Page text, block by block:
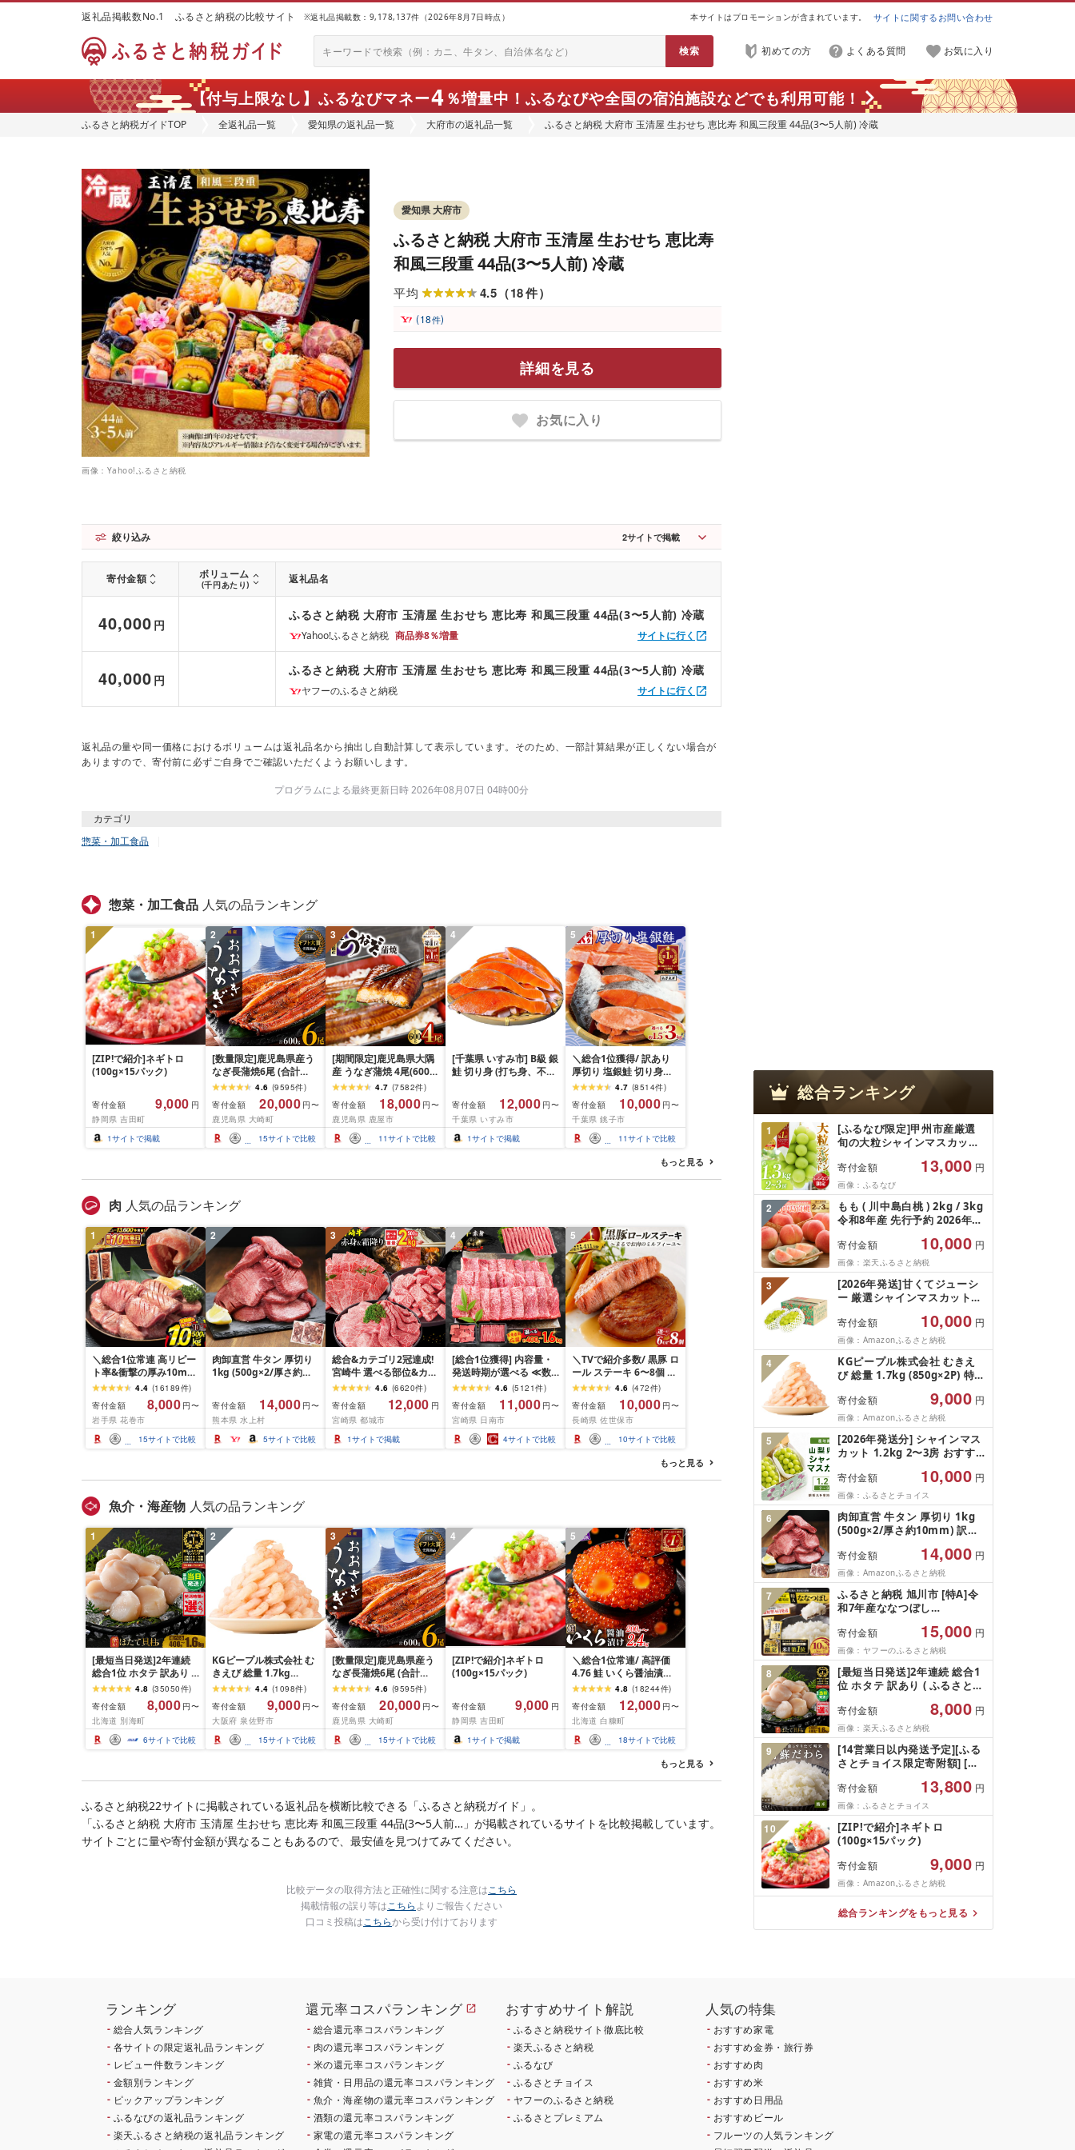
返礼品掲載数No.1 ふるさと納税の比較サイト ※返礼品掲載数：9,178,137件（2026年8月7日時点） 本サイトはプロモーションが含まれています。 サイトに関するお問い合わせ
初めての方 よくある質問 お気に入り
【付与上限なし】ふるなびマネー4％増量中！ ふるなびや全国の宿泊施設などでも利用可能！
ふるさと納税ガイドTOP 全返礼品一覧 愛知県の返礼品一覧 大府市の返礼品一覧 ふるさと納税 大府市 玉清屋 生おせち 恵比寿 和風三段重 44品(3〜5人前) 冷蔵
画像：Yahoo!ふるさと納税
愛知県 大府市
ふるさと納税 大府市 玉清屋 生おせち 恵比寿
和風三段重 44品(3〜5人前) 冷蔵
平均 4.5 （18件）
(18件)
詳細を見る
お気に入り
絞り込み 2サイトで掲載
寄付金額 ボリューム
(千円あたり) 返礼品名
40,000 円
Yahoo!ふるさと納税
ふるさと納税 大府市 玉清屋 生おせち 恵比寿 和風三段重 44品(3〜5人前) 冷蔵
商品券8％増量 サイトに行く
40,000 円
ヤフーのふるさと納税
ふるさと納税 大府市 玉清屋 生おせち 恵比寿 和風三段重 44品(3〜5人前) 冷蔵
サイトに行く
返礼品の量や同一価格におけるボリュームは返礼品名から抽出し自動計算して表示しています。そのため、一部計算結果が正しくない場合が
ありますので、寄付前に必ずご自身でご確認いただくようお願いします。
プログラムによる最終更新日時 2026年08月07日 04時00分
カテゴリ
惣菜・加工食品
惣菜・加工食品 人気の品ランキング
1
[ZIP!で紹介]ネギトロ
(100g×15パック)
寄付金額 9,000 円
静岡県 吉田町
1サイトで掲載
2
[数量限定]鹿児島県産う
なぎ長蒲焼6尾 (合計
600g以上)4.6 (9595件)
寄付金額
20,000 円〜
鹿児島県 大崎町
15サイトで比較
3
[期間限定]鹿児島県大隅
産 うなぎ蒲焼 4尾(600g)
KN007-004-04-cp18 う
なぎ 鰻 魚 惣菜 総菜
4.7 (7582件)
寄付金額
18,000 円〜
鹿児島県 鹿屋市
11サイトで比較
4
[千葉県 いすみ市] B級 銀
鮭 切り身 (打ち身、不揃
凍 魚 訳あり 海鮮 西川
おつまみ おかず
寄付金額 12,000 円〜
千葉県 いすみ市
1サイトで掲載
5
＼総合1位獲得/ 訳あり
厚切り 塩銀鮭 切り身
1.5kg 2kg 3kg 定期便
[選べる内容量] 人気 鮭
さけ しゃけ サーモン 魚
魚介類 魚介 魚貝 水産 海
鮮 海産物 冷凍 厚切 肉
厚 塩鮭 銀鮭 ふるさと 送
料無料 切身 規格外 千葉
4.7 (8514件)
寄付金額
10,000 円〜
千葉県 銚子市
11サイトで比較
もっと見る
肉 人気の品ランキング
1
＼総合1位常連 高リピー
ト率&衝撃の厚み10mm
厚切り牛タン 塩味/ ≪ス
ピード発送!!10営業日以
内発送≫ 選べる内容量
500g / 1kg 定期便 毎月
届く 牛肉 肉 BBQ ふるさ
と 人気 ランキング 岩手
4.4 (16189件)
寄付金額
8,000 円〜
岩手県 花巻市
15サイトで比較
2
肉卸直営 牛タン 厚切り
1kg (500g×2/厚さ約
牛肉 焼肉 冷凍 スライス
業務用 バーベキュー
BBQ おつまみ ギフト お
祝い お中元 夏ギフト
寄付金額 14,000 円〜
熊本県 水上村
5サイトで比較
3
総合&カテゴリ2冠達成!
宮崎牛 選べる部位&カッ
ト (赤身&霜降り)or(赤身
のみ) 500g 1kg 2kg[発
送時期が選べる] 牛肉 焼
肉 すき焼き しゃぶしゃ
ぶ ステーキ ギフト お中
4.6 (6620件)
寄付金額
12,000 円
宮崎県 都城市
1サイトで掲載
4
[総合1位獲得] 内容量・
発送時期が選べる ≪数
量限定≫ 宮崎牛 赤身 ス
ライス 焼肉 国産 肉 牛肉
薄切り 黒毛和牛 A4 A5
人気 小分け 焼き肉 すき
焼き しゃぶしゃぶ 牛丼
BBQ ギフト 贈り物 おす
4.6 (5121件)
寄付金額
11,000 円〜
宮崎県 日南市
4サイトで比較
5
＼TVで紹介多数/ 黒豚 ロ
ール ステーキ 6〜8個 ≪
お箸でほぐせるやわらか
さ≫ 職人厳選 無添加 小
分け オリジナル ポーク
ステーキ 子供も安心 豚
豚肉 セット ジューシー
ギフト 贈り物 おすすめ
おかず 簡単調理 人気 送
4.6 (472件)
寄付金額
10,000 円〜
長崎県 佐世保市
10サイトで比較
もっと見る
魚介・海産物 人気の品ランキング
1
[最短当日発送]2年連続
総合1位 ホタテ 訳あり (
ふるさと納税 ほたて ふ
るさと納税 訳あり 帆立
ふるさと わけあり ホタ
テ貝柱 貝 人気 不揃い 刺
身 規格外 魚介 ランキン
グ 海鮮 冷凍 発送時期が
4.8 (35050件)
寄付金額
8,000 円〜
北海道 別海町
6サイトで比較
2
KGピープル株式会社 む
きえび 総量 1.7kg
(850g×2P) 特大 5Lサイ
ズ バナメイエビ バラ凍
結 下処理不要 サイズ不
揃い 訳あり
4.4 (1098件)
寄付金額
9,000 円〜
大阪府 泉佐野市
15サイトで比較
3
[数量限定]鹿児島県産う
なぎ長蒲焼6尾 (合計
600g以上)4.6 (9595件)
寄付金額
20,000 円〜
鹿児島県 大崎町
15サイトで比較
4
[ZIP!で紹介]ネギトロ
(100g×15パック)
寄付金額 9,000 円
静岡県 吉田町
1サイトで掲載
5
＼総合1位常連/ 高評価
4.76 鮭 いくら醤油漬け
ふるさと納税 いくら
200g / 400g / 800g /
1.6kg / 2.4kg 200g パッ
ク[選べる容量] 醤油漬け
海鮮 イクラ 小分け ふる
さと ランキング 人気 ギ
フト 高評価 ふるさと納
4.8 (18244件)
寄付金額
12,000 円〜
北海道 白糠町
18サイトで比較
もっと見る
ふるさと納税22サイトに掲載されている返礼品を横断比較できる「ふるさと納税ガイド」。
「ふるさと納税 大府市 玉清屋 生おせち 恵比寿 和風三段重 44品(3〜5人前…」が掲載されているサイトを比較掲載しています。
サイトごとに量や寄付金額が異なることもあるので、最安値を見つけてみてください。
比較データの取得方法と正確性に関する注意はこちら
掲載情報の誤り等はこちらよりご報告ください
口コミ投稿はこちらから受け付けております
総合ランキング
1
[ふるなび限定]甲州市産厳選
旬の大粒シャインマスカット
(MG)B12-472 FN-Limited-
VO シャインマスカット フル
ーツ
寄付金額 13,000 円
画像：ふるなび
2
もも ( 川中島白桃 ) 2kg / 3kg
令和8年産 先行予約 2026年
ツ 秀品 のし 贈答 ギフト おす
そ分け 期間限定 冷蔵便 送料
無料 産地直送 お取り寄せ [ 山
形県 天童市 ]
寄付金額 10,000 円
画像：楽天ふるさと納税
3
[2026年発送]甘くてジューシ
ー 厳選シャインマスカット
日)から10月下旬までの発送)
フルーツ ぶどう 果物 山梨県
産 2026 旬 大粒 高級 ブドウ
葡萄 富士吉田市
寄付金額 10,000 円
画像：Amazonふるさと納税
4
KGピープル株式会社 むきえ
び 総量 1.7kg (850g×2P) 特大
凍結 下処理不要 サイズ不揃い
訳あり
寄付金額 9,000 円
画像：Amazonふるさと納税
5
[2026年発送分] シャインマス
カット 1.2kg 2〜3房 おすす
ーツ ブドウ 果物 ぶどう シャ
イン マスカット くだもの お
届け 国産 葡萄 贈答 新鮮
寄付金額 10,000 円
画像：ふるさとチョイス
6
肉卸直営 牛タン 厚切り 1kg
(500g×2/厚さ約10mm) 訳あ
ライス 業務用 バーベキュー
BBQ おつまみ ギフト お祝い
お中元 夏ギフト
寄付金額 14,000 円
画像：Amazonふるさと納税
7
ふるさと納税 旭川市 [特A]令
和7年産ななつぼし
お米[さとふる限定]_05957
寄付金額 15,000 円
画像：ヤフーのふるさと納税
8
[最短当日発送]2年連続 総合1
位 ホタテ 訳あり ( ふるさと納
り 帆立 ふるさと わけあり ホ
タテ貝柱 貝 人気 不揃い 刺身
規格外 魚介 ランキング 海鮮
冷凍 発送時期が選べる 北海道
別海町 )(クラウドファンディ
ング対象)
寄付金額 8,000 円
画像：楽天ふるさと納税
9
[14営業日以内発送予定][ふる
さとチョイス限定寄附額] [令
高森町 オリジナル米 計
10kg(5kg×2袋)精米 お米 米
5kg×2 10kg
寄付金額 13,800 円
画像：ふるさとチョイス
10
[ZIP!で紹介]ネギトロ
(100g×15パック)
寄付金額 9,000 円
画像：Amazonふるさと納税
総合ランキングをもっと見る
ランキング
総合人気ランキング
各サイトの限定返礼品ランキング
レビュー件数ランキング
金額別ランキング
ピックアップランキング
ふるなびの返礼品ランキング
楽天ふるさと納税の返礼品ランキング
還元率コスパランキング
総合還元率コスパランキング
肉の還元率コスパランキング
米の還元率コスパランキング
雑貨・日用品の還元率コスパランキング
魚介・海産物の還元率コスパランキング
酒類の還元率コスパランキング
家電の還元率コスパランキング
おすすめサイト解説
ふるさと納税サイト徹底比較
楽天ふるさと納税
ふるなび
ふるさとチョイス
ヤフーのふるさと納税
ふるさとプレミアム
人気の特集
おすすめ家電
おすすめ金券・旅行券
おすすめ肉
おすすめ米
おすすめ日用品
おすすめビール
フルーツの人気ランキング